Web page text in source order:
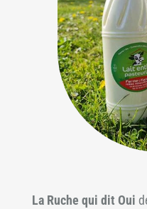
La Ruche qui dit Oui